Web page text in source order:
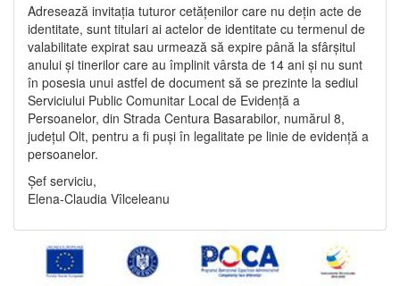
Adresează invitația tuturor cetățenilor care nu dețin acte de
identitate, sunt titulari ai actelor de identitate cu termenul de
valabilitate expirat sau urmează să expire până la sfârșitul
anului și tinerilor care au împlinit vârsta de 14 ani și nu sunt
în posesia unui astfel de document să se prezinte la sediul
Serviciului Public Comunitar Local de Evidență a
Persoanelor, din Strada Centura Basarabilor, numărul 8,
județul Olt, pentru a fi puși în legalitate pe linie de evidență a
persoanelor.
Șef serviciu,
Elena-Claudia Vîlceleanu